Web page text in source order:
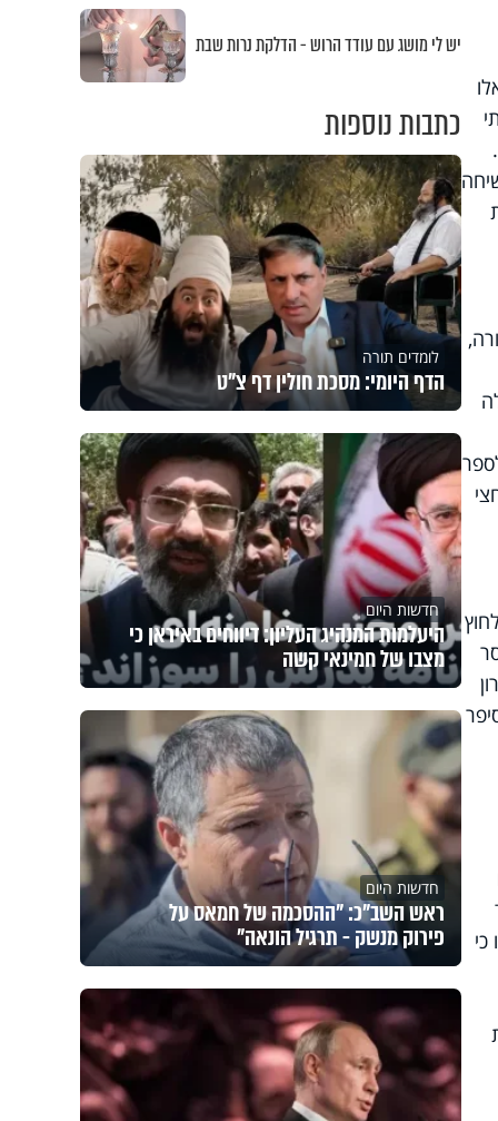
לספר
יש לי מושג עם עודד הרוש - הדלקת נרות שבת
כתבות נוספות
לומדים תורה
הדף היומי: מסכת חולין דף צ"ט
חדשות היום
היעלמות המנהיג העליון: דיווחים באיראן כי
מצבו של חמינאי קשה
חדשות היום
ראש השב"כ: "ההסכמה של חמאס על
פירוק מנשק - תרגיל הונאה"